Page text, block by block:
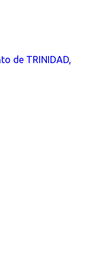
de TRINIDAD,